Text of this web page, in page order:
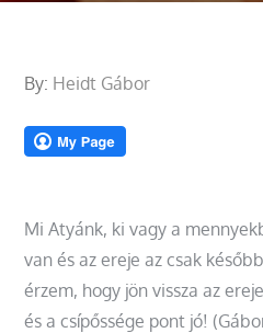
By: Heidt Gábor
Mi Atyánk, ki vagy a
van és az ereje az csak
érzem, hogy jön vissza az
és a csípőssége pont jó!